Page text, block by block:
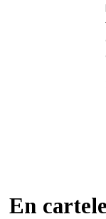
En